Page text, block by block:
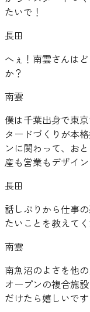
たいで！
長田
へぇ！南雲さんは
か？
南雲
僕は千葉出身で東
タードづくりが本
ンに関わって、お
産も営業もデザイ
長田
話しぶりから仕事
たいことを教えてく
南雲
南魚沼のよさを他
オープンの複合施
だけたら嬉しいです